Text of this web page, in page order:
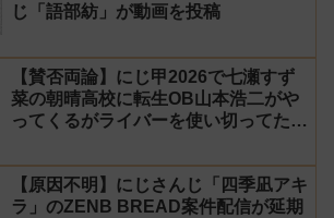
じ「語部紡」が動画を投稿
【賛否両論】にじ甲2026で七瀬すず
菜の朝晴高校に転生OB山本浩二がや
ってくるがライバーを使い切ってたの
イバーの転生が可能に
【原因不明】にじさんじ「四季凪アキ
ラ」のZENB BREAD案件配信が延期